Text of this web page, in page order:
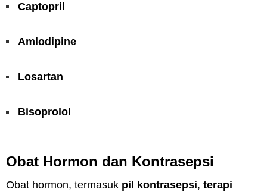
Captopril
Amlodipine
Losartan
Bisoprolol
Obat Hormon dan Kontrasepsi
Obat hormon, termasuk pil kontrasepsi, terapi